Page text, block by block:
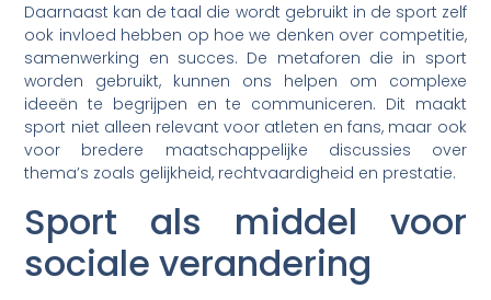
Daarnaast kan de taal die wordt gebruikt in de sport zelf
ook invloed hebben op hoe we denken over competitie,
samenwerking en succes. De metaforen die in sport
worden gebruikt, kunnen ons helpen om complexe
ideeën te begrijpen en te communiceren. Dit maakt
sport niet alleen relevant voor atleten en fans, maar ook
voor bredere maatschappelijke discussies over
thema’s zoals gelijkheid, rechtvaardigheid en prestatie.
Sport als middel voor
sociale verandering